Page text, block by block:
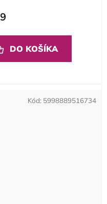
DO KOŠÍKA
Kód: 5998889516734